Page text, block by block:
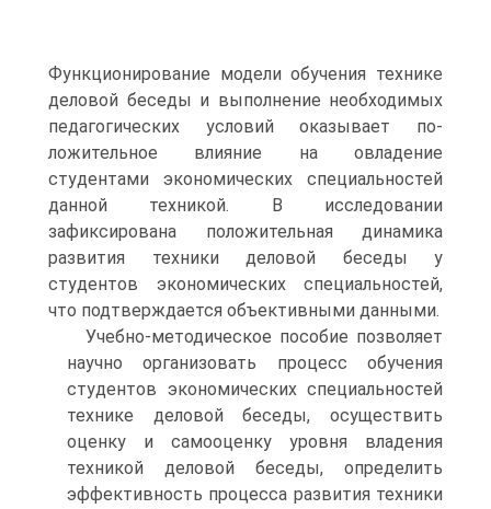
Функционирование модели обучения технике
деловой беседы и выполнение необходимых
педагогических условий оказывает по-
ложительное влияние на овладение
студентами экономических специальностей
данной техникой. В исследовании
зафиксирована положительная динамика
развития техники деловой беседы у
студентов экономических специальностей,
что подтверждается объективными данными.
Учебно-методическое пособие позволяет
научно организовать процесс обучения
студентов экономических специальностей
технике деловой беседы, осуществить
оценку и самооценку уровня владения
техникой деловой беседы, определить
эффективность процесса развития техники